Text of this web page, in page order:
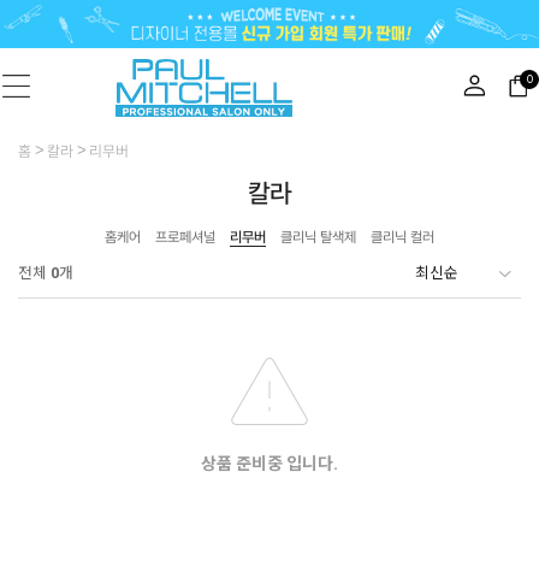
0
홈 칼라 리무버
칼라
홈케어 프로페셔널 리무버 클리닉 탈색제 클리닉 컬러
전체 0개
상품 준비중 입니다.